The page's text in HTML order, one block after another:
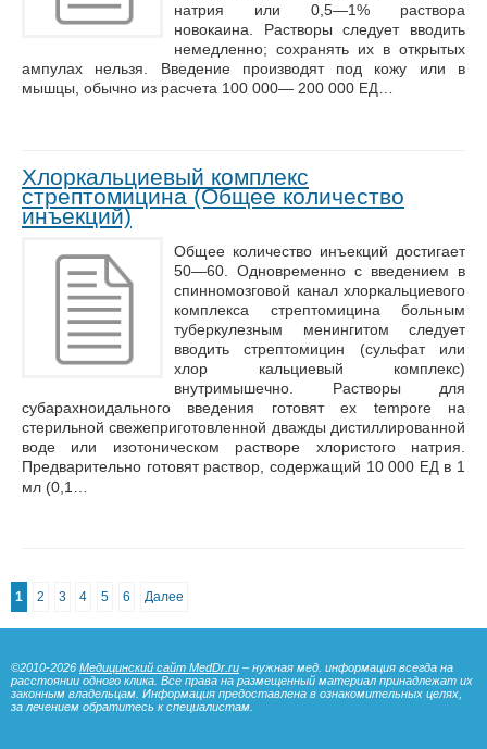
натрия или 0,5—1% раствора
новокаина. Растворы следует вводить
немедленно; сохранять их в открытых
ампулах нельзя. Введение производят под кожу или в
мышцы, обычно из расчета 100 000— 200 000 ЕД
Хлоркальциевый комплекс
стрептомицина (Общее количество
инъекций)
Общее количество инъекций достигает
50—60. Одновременно с введением в
спинномозговой канал хлоркальциевого
комплекса стрептомицина больным
туберкулезным менингитом следует
вводить стрептомицин (сульфат или
хлор кальциевый комплекс)
внутримышечно. Растворы для
субарахноидального введения готовят ex tempore на
стерильной свежеприготовленной дважды дистиллированной
воде или изотоническом растворе хлористого натрия.
Предварительно готовят раствор, содержащий 10 000 ЕД в 1
мл (0,1…
1 2 3 4 5 6 Далее
©2010-2026 Медицинский сайт MedDr.ru – нужная мед. информация всегда на
расстоянии одного клика. Все права на размещенный материал принадлежат их
законным владельцам. Информация предоставлена в ознакомительных целях,
за лечением обратитесь к специалистам.